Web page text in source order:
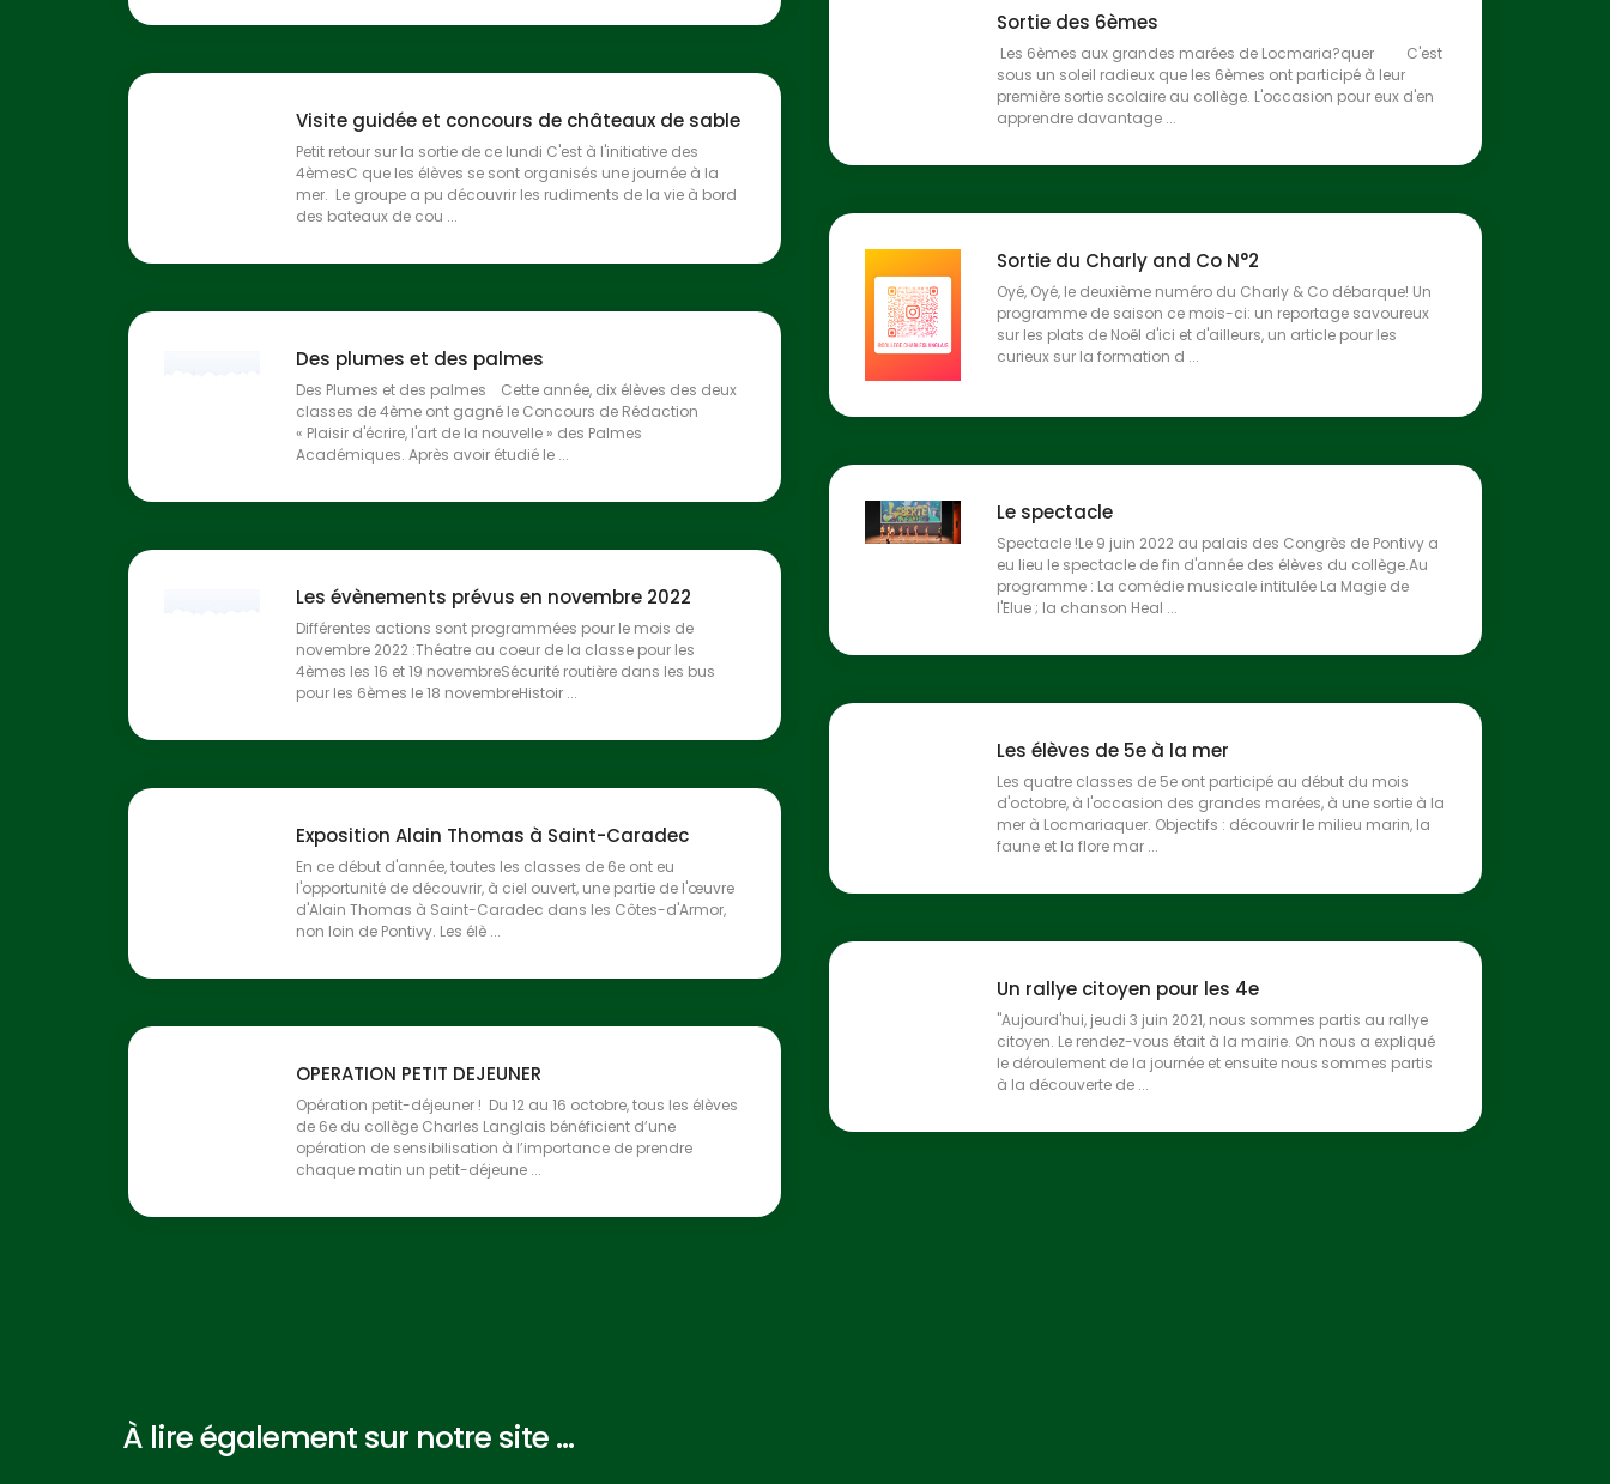
Sortie des 6èmes
Les 6èmes aux grandes marées de Locmaria?quer C'est
sous un soleil radieux que les 6èmes ont participé à leur
première sortie scolaire au collège. L'occasion pour eux d'en
apprendre davantage ...
Visite guidée et concours de châteaux de sable
Petit retour sur la sortie de ce lundi C'est à l'initiative des
4èmesC que les élèves se sont organisés une journée à la
mer. Le groupe a pu découvrir les rudiments de la vie à bord
des bateaux de cou ...
Sortie du Charly and Co N°2
Oyé, Oyé, le deuxième numéro du Charly & Co débarque! Un
programme de saison ce mois-ci: un reportage savoureux
sur les plats de Noël d'ici et d'ailleurs, un article pour les
curieux sur la formation d ...
Des plumes et des palmes
Des Plumes et des palmes Cette année, dix élèves des deux
classes de 4ème ont gagné le Concours de Rédaction
« Plaisir d'écrire, l'art de la nouvelle » des Palmes
Académiques. Après avoir étudié le ...
Le spectacle
Spectacle !Le 9 juin 2022 au palais des Congrès de Pontivy a
eu lieu le spectacle de fin d'année des élèves du collège.Au
programme : La comédie musicale intitulée La Magie de
l'Elue ; la chanson Heal ...
Les évènements prévus en novembre 2022
Différentes actions sont programmées pour le mois de
novembre 2022 :Théatre au coeur de la classe pour les
4èmes les 16 et 19 novembreSécurité routière dans les bus
pour les 6èmes le 18 novembreHistoir ...
Les élèves de 5e à la mer
Les quatre classes de 5e ont participé au début du mois
d'octobre, à l'occasion des grandes marées, à une sortie à la
mer à Locmariaquer. Objectifs : découvrir le milieu marin, la
faune et la flore mar ...
Exposition Alain Thomas à Saint-Caradec
En ce début d'année, toutes les classes de 6e ont eu
l'opportunité de découvrir, à ciel ouvert, une partie de l'œuvre
d'Alain Thomas à Saint-Caradec dans les Côtes-d'Armor,
non loin de Pontivy. Les élè ...
Un rallye citoyen pour les 4e
"Aujourd'hui, jeudi 3 juin 2021, nous sommes partis au rallye
citoyen. Le rendez-vous était à la mairie. On nous a expliqué
le déroulement de la journée et ensuite nous sommes partis
à la découverte de ...
OPERATION PETIT DEJEUNER
Opération petit-déjeuner ! Du 12 au 16 octobre, tous les élèves
de 6e du collège Charles Langlais bénéficient d’une
opération de sensibilisation à l’importance de prendre
chaque matin un petit-déjeune ...
À lire également sur notre site ...